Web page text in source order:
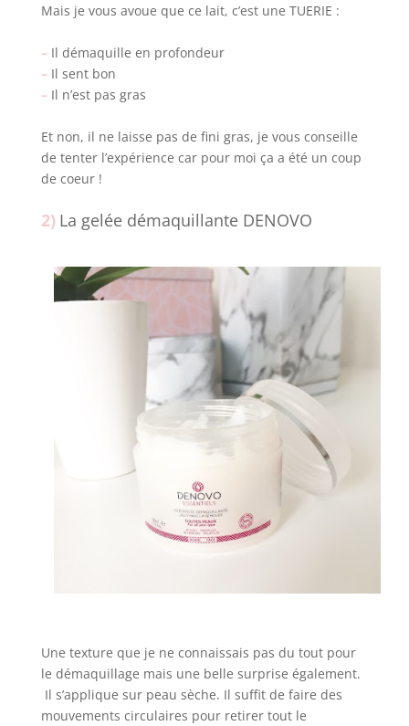
Mais je vous avoue que ce lait, c’est une TUERIE :
– Il démaquille en profondeur
– Il sent bon
– Il n’est pas gras
Et non, il ne laisse pas de fini gras, je vous conseille
de tenter l’expérience car pour moi ça a été un coup
de coeur !
2) La gelée démaquillante DENOVO
Une texture que je ne connaissais pas du tout pour
le démaquillage mais une belle surprise également.
Il s’applique sur peau sèche. Il suffit de faire des
mouvements circulaires pour retirer tout le